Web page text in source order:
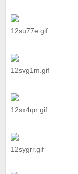
12su77e.gif
12svg1m.gif
12sx4qn.gif
12sygrr.gif